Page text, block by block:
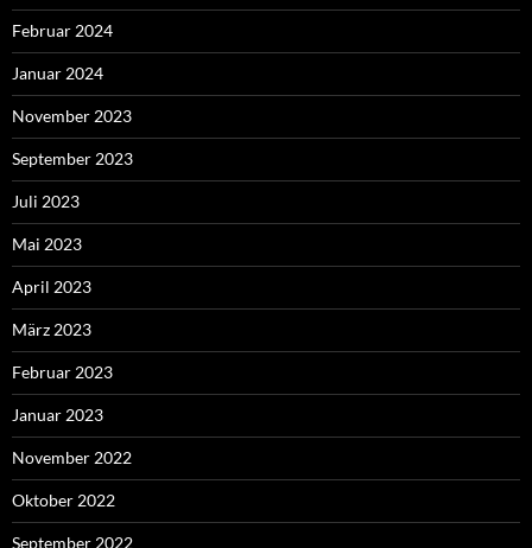
Februar 2024
Januar 2024
November 2023
September 2023
Juli 2023
Mai 2023
April 2023
März 2023
Februar 2023
Januar 2023
November 2022
Oktober 2022
September 2022